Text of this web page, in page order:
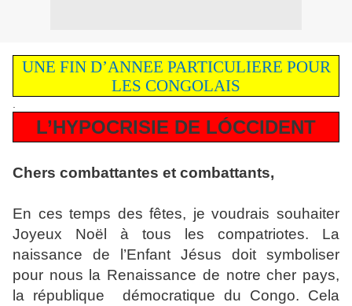
UNE FIN D’ANNEE PARTICULIERE POUR
LES CONGOLAIS
.
L’HYPOCRISIE DE LÓCCIDENT
Chers combattantes et combattants,
En ces temps des fêtes, je voudrais souhaiter
Joyeux Noël à tous les compatriotes. La
naissance de l’Enfant Jésus doit symboliser
pour nous la Renaissance de notre cher pays,
la république démocratique du Congo. Cela